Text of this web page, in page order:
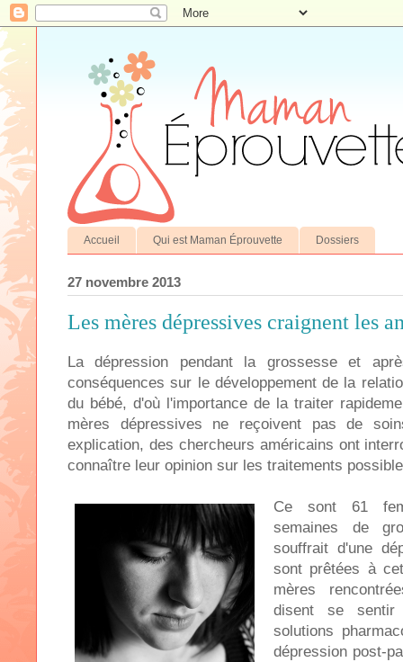
Accueil Qui est Maman Éprouvette Dossiers
27 novembre 2013
Les mères dépressives craignent les
La dépression pendant la grossesse et
conséquences sur le développement de la
du bébé, d'où l'importance de la traiter
mères dépressives ne reçoivent pas de
explication, des chercheurs américains ont
connaître leur opinion sur les traitements
Ce sont 61
semaines de
souffrait d'une
sont prêtées à
mères
disent se
solutions
dépression post-